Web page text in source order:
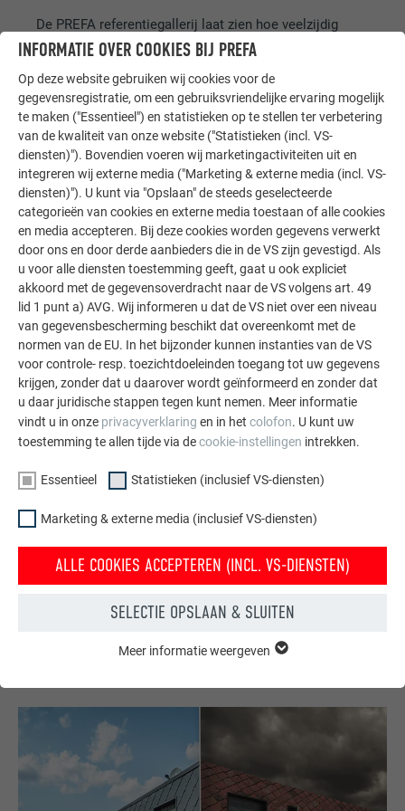
De PREFA referentiegallerij laat zien hoe veelzijdig
aluminium kan worden toegepast. Ontdek meer
aluminiumoplossingen voor dak, zonne-energie en
gevel.
MEER REFERENTIES BEKIJKEN
Gratis brochures bestellen
Daken, gevels, zonnepanelen, dakafvoersystemen &
hoogwaterbescherming – met PREFA producten van
aluminium ziet uw huis er niet alleen goed uit, maar het is
ook optimaal beschermt.
GRATIS BESTELLEN
INFORMATIE OVER COOKIES BIJ PREFA
Op deze website gebruiken wij cookies voor de
gegevensregistratie, om een gebruiksvriendelijke ervaring mogelijk
te maken ("Essentieel") en statistieken op te stellen ter verbetering
van de kwaliteit van onze website ("Statistieken (incl. VS-
diensten)"). Bovendien voeren wij marketingactiviteiten uit en
integreren wij externe media ("Marketing & externe media (incl. VS-
diensten)"). U kunt via "Opslaan" de steeds geselecteerde
categorieën van cookies en externe media toestaan of alle cookies
en media accepteren. Bij deze cookies worden gegevens verwerkt
door ons en door derde aanbieders die in de VS zijn gevestigd. Als
u voor alle diensten toestemming geeft, gaat u ook expliciet
akkoord met de gegevensoverdracht naar de VS volgens art. 49
lid 1 punt a) AVG. Wij informeren u dat de VS niet over een niveau
van gegevensbescherming beschikt dat overeenkomt met de
normen van de EU. In het bijzonder kunnen instanties van de VS
voor controle- resp. toezichtdoeleinden toegang tot uw gegevens
krijgen, zonder dat u daarover wordt geïnformeerd en zonder dat
u daar juridische stappen tegen kunt nemen. Meer informatie
vindt u in onze privacyverklaring en in het colofon. U kunt uw
toestemming te allen tijde via decookie-instellingen intrekken.
Essentieel Statistieken (inclusief VS-diensten)
Marketing & externe media (inclusief VS-diensten)
ALLE COOKIES ACCEPTEREN (INCL. VS-DIENSTEN)
SELECTIE OPSLAAN & SLUITEN
onberispelijk werkt.
NAAM
PHP
Cookie-informatie weergeven
STATISTIEKEN (INCLUSIEF VS-DIENSTEN)
Meer informatie weergeven